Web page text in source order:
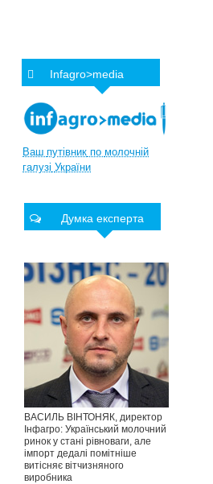
Infagro>media
Ваш путівник по молочній
галузі України
Думка експерта
ВАСИЛЬ ВІНТОНЯК, директор
Інфагро: Український молочний
ринок у стані рівноваги, але
імпорт дедалі помітніше
витісняє вітчизняного
виробника